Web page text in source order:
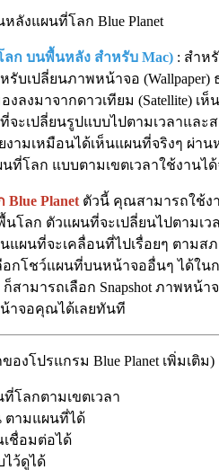
ลก บนพื้นหลัง สำหรับ Mac) : สำห
บเปลี่ยนภาพหน้าจอ (Wallpaper)
งมาจากดาวเทียม (Satellite) เห็
จะเปลี่ยนรูปแบบไปตามเวลาแล
ามเหมือนได้เห็นแผนที่จริงๆ ผ่า
โลก แบบตามเขตเวลาใช้งานได้
Planet ตัวนี้ คุณสามารถใช้ง
ลก ตัวแผนที่จะเปลี่ยนไปตามเว
ผนที่จะเคลื่อนที่ไปเรื่อยๆ ตามส
ลือกโชว์แผนที่บนหน้าจออื่นๆ ได้ใ
ามารถเลือก Snapshot ภาพหน้า
าจอคุณได้เลยทันที
งโปรแกรม Blue Planet เพิ่มเติม)
โลกตามเขตเวลา
ตามแผนที่ได้
ชื่อมต่อได้
ไว้ดูได้